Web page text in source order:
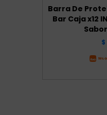
Barra De
Bar Caja x12
$